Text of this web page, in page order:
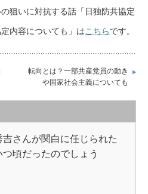
狙いに対抗する話「日独防共協定
内容についても」はこちらです。
転向とは？一部共産党員の動き
や国家社会主義についても
吉さんが関白に任じられた
つ頃だったのでしょう